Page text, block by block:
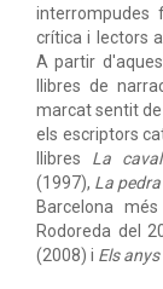
interrompudes
crítica i lectors
A partir
llibres de
marcat sentit
els escriptors
llibres La
(1997), La
Barcelona
Rodoreda del
(2008) i Els